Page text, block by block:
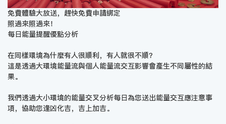
免費體驗大放送，趕快免費申請綁定
照過來照過來！
每日能量提醒優點分析
在同樣環境為什麼有人很順利，有人就很不順？
這是透過大環境能量流與個人能量流交互影響會產生不同屬性的結
果。
我們透過大小環境的能量交叉分析每日為您送出能量交互應注意事
項，協助您逢凶化吉，吉上加吉。